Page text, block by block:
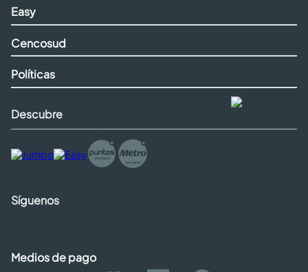
Easy
Cencosud
Políticas
Descubre
Síguenos
Medios de pago